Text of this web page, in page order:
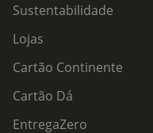
Sustentabilidade
Lojas
Cartão Continente
Cartão Dá
EntregaZero